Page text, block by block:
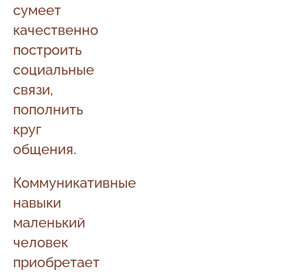
сумеет
качественно
построить
социальные
связи,
пополнить
круг
общения.
Коммуникативные
навыки
маленький
человек
приобретает